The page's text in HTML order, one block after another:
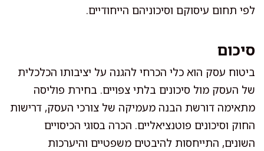
לפי תחום עיסוקם וסיכוניהם הייחודיים.
סיכום
ביטוח עסק הוא כלי הכרחי להגנה על יציבותו הכלכלית
של העסק מול סיכונים בלתי צפויים. בחירת פוליסה
מתאימה דורשת הבנה מעמיקה של צורכי העסק, דרישות
החוק וסיכונים פוטנציאליים. הכרה בסוגי הכיסויים
השונים, התייחסות להיבטים משפטיים והיערכות